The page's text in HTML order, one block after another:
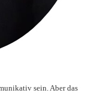
sein. Aber das